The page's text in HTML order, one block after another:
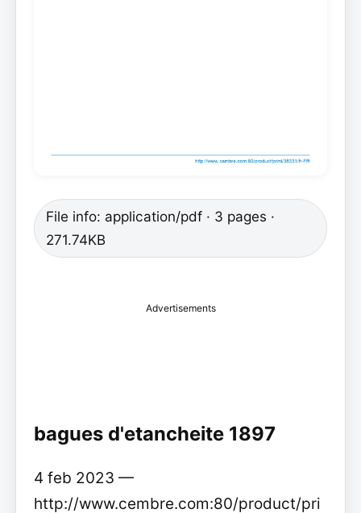
File info: application/pdf · 3 pages ·
271.74KB
Advertisements
bagues d'etancheite 1897
4 feb 2023 —
http://www.cembre.com:80/product/pri